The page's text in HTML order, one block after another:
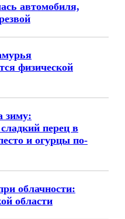
автомобиля,
физической
зиму:
перец в
и огурцы по-
облачности:
области